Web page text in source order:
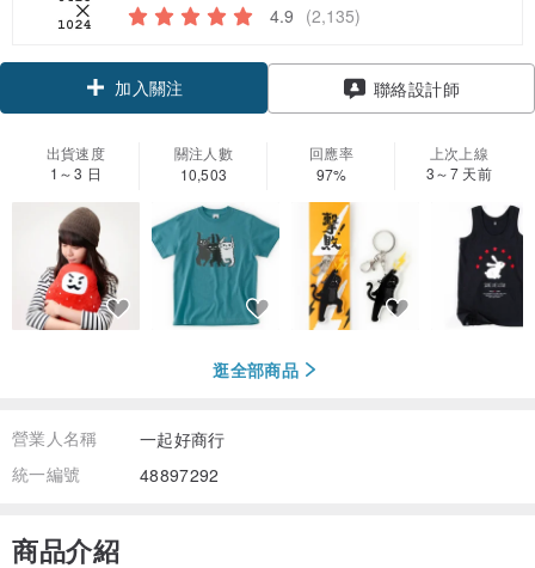
4.9 (2,135)
加入關注 聯絡設計師
出貨速度
1～3 日
關注人數
10,503
回應率
97%
上次上線
3～7 天前
逛全部商品
營業人名稱
一起好商行
統一編號
48897292
商品介紹